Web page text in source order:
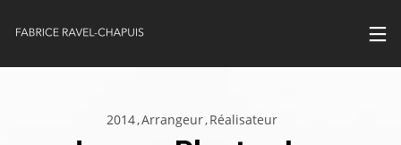
2014 Arrangeur Réalisateur